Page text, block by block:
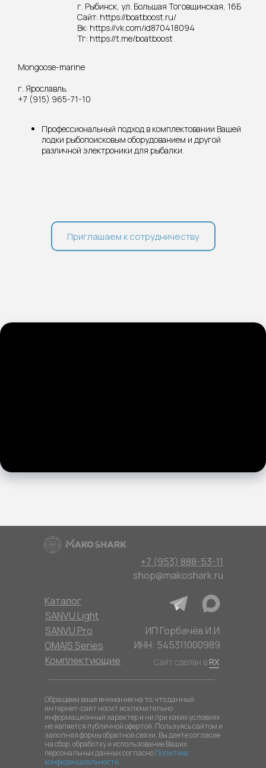
г. Рыбинск, ул. Большая Тоговщинская, 16Б
Сайт: https://boatboost.ru/
Вк: https://vk.com/id870418094
Тг: https://t.me/boatboost
Mongoose-marine
г. Ярославль.
+7 (915) 965-71-10
Профессиональный подход в комплектовании Вашей
лодки рыбопоисковым оборудованием и другой
различной электроники для рыбалки.
Приглашаем к сотрудничеству
Комплектующие
OMAIS Series
SANVU Pro
SANVU Light
Каталог
ИНН: 545311000989
ИП Горбачёв И.И.
shop@makoshark.ru
+7 (953) 888-53-11
Сайт сделан в RX
Обращаем ваше внимание на то, что данный
интернет-сайт носит исключительно
информационный характер и ни при каких условиях
не является публичной офертой. Пользуясь сайтом и
заполняя формы обратной связи, Вы даете согласие
на сбор, обработку и использование Ваших
персональных данных согласноПолитике
конфиденциальности.